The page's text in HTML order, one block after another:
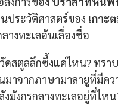
ประวัติศาสตร์ของ เกาะ
างทะเลอันเลื่องชื่อ
สตูลลึกซึ้งแค่ไหน? ทรา
มาจากภาษามาลายูที่มีค
งมังกรกลางทะเลอยู่ที่ไห